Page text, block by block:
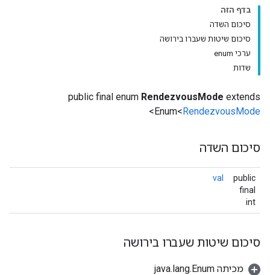
בדף הזה
סיכום השדה
סיכום שיטות שעברו בירושה
ערכי enum
שדות
public final enum RendezvousMode extends
Enum<RendezvousMode
>
סיכום השדה
public
final
int
val
סיכום שיטות שעברו בירושה
מכיתה java.lang.Enum